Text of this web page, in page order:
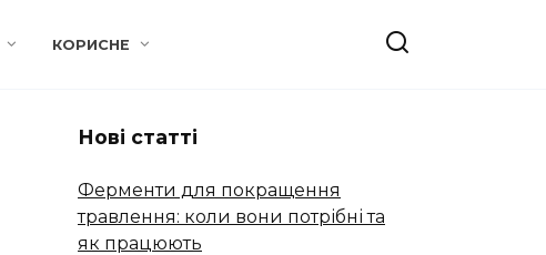
КОРИСНЕ
Нові статті
Ферменти для покращення
травлення: коли вони потрібні та
як працюють